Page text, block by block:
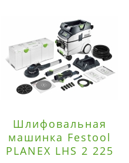
Шлифовальная
машинка Festool
PLANEX LHS 2 225